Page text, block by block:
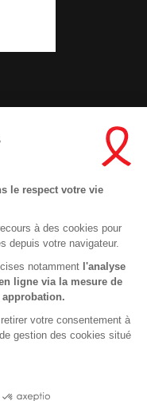
le respect votre vie
à des cookies pour
depuis votre navigateur.
notamment l'analyse
ligne via la mesure de
votre consentement à
gestion des cookies situé
over what you want to